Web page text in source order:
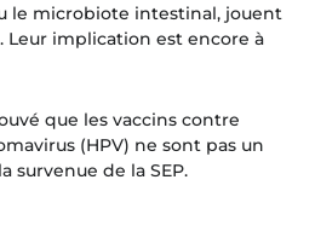
le microbiote intestinal, jouent
Leur implication est encore à
que les vaccins contre
(HPV) ne sont pas un
survenue de la SEP.